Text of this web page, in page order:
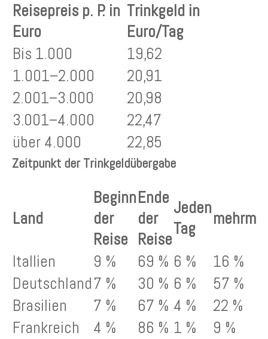
Reisepreis p. P. in
Euro
Trinkgeld in
Euro/Tag
Bis 1.000
19,62
1.001–2.000
20,91
2.001–3.000
20,98
3.001–4.000
22,47
über 4.000
22,85
Zeitpunkt der Trinkgeldübergabe
Land
Beginn
der
Reise
Ende
der
Reise
Jeden
Tag
Itallien 9 % 69 % 6 %
16 %
Deutschland7 % 30 % 6 %
57 %
Brasilien
7 % 67 % 4 %
22 %
Frankreich
4 % 86 % 1 %
9 %